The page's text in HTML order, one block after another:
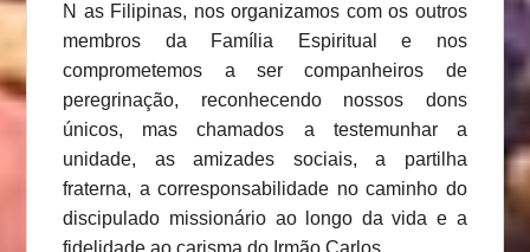
N as Filipinas, nos organizamos com os outros
membros da Família Espiritual e nos
comprometemos a ser companheiros de
peregrinação, reconhecendo nossos dons
únicos, mas chamados a testemunhar a
unidade, as amizades sociais, a partilha
fraterna, a corresponsabilidade no caminho do
discipulado missionário ao longo da vida e a